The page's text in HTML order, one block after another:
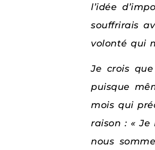
l’idée
souffrirais
volonté qui
Je crois
puisque
mois qui
raison : «
nous